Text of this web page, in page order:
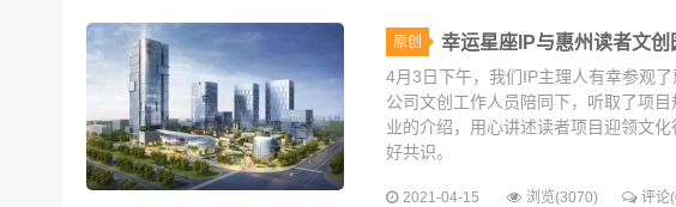
原创 幸运星座IP与惠州读者文
4月3日下午，我们IP主理人有幸参观
公司文创工作人员陪同下，听取了项
业的介绍，用心讲述读者项目迎领文
好共识。
2021-04-15 浏览(3070) 评论